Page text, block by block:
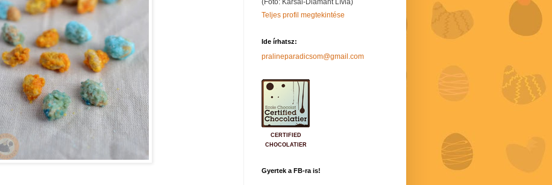
Teljes profil megtekintése
Ide írhatsz:
pralineparadicsom@gmail.com
CERTIFIED
CHOCOLATIER
Gyertek a FB-ra is!